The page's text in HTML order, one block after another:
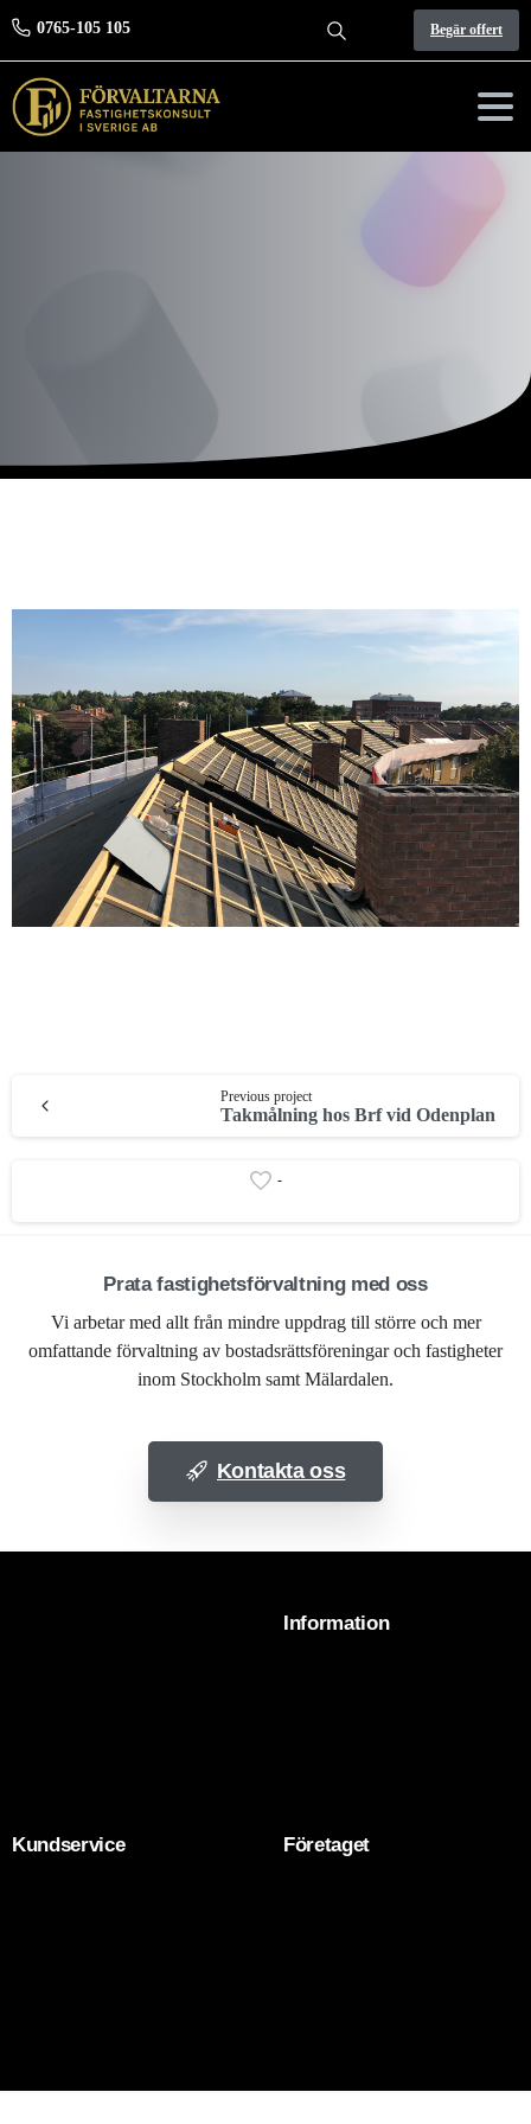
0765-105 105
Search
Begär offert
Previous project
Takmålning hos Brf vid Odenplan
-
Prata fastighetsförvaltning med oss
Vi arbetar med allt från mindre uppdrag till större och mer
omfattande förvaltning av bostadsrättsföreningar och fastigheter
inom Stockholm samt Mälardalen.
Kontakta oss
Information
Kundservice Företaget